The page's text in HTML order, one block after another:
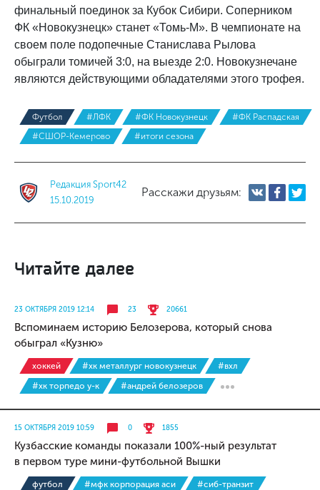
финальный поединок за Кубок Сибири. Соперником
ФК «Новокузнецк» станет «Томь-М». В чемпионате на
своем поле подопечные Станислава Рылова
обыграли томичей 3:0, на выезде 2:0. Новокузнечане
являются действующими обладателями этого трофея.
Футбол #ЛФК #ФК Новокузнецк
#ФК Распадская
#СШОР-Кемерово
#итоги сезона
Редакция Sport42
15.10.2019
Расскажи друзьям:
Читайте далее
23 ОКТЯБРЯ 2019 12:14 23 20661
Вспоминаем историю Белозерова, который снова
обыграл «Кузню»
хоккей #хк металлург новокузнецк
#вхл
#хк торпедо у-к
#андрей белозеров
15 ОКТЯБРЯ 2019 10:59 0 1855
Кузбасские команды показали 100%-ный результат
в первом туре мини-футбольной Вышки
футбол #мфк корпорация аси
#сиб-транзит